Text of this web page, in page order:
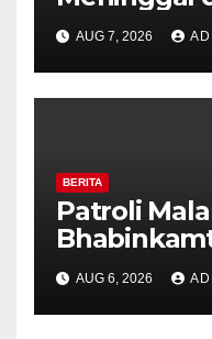
Pastikan
Kekerasan
AUG 7, 2026
BERITA
Patroli
Pilar
Perkuat
Diajak
AUG 6, 2026